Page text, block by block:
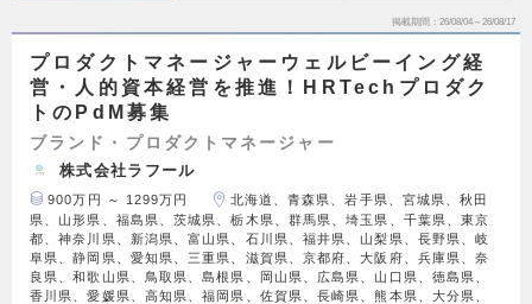
掲載期間 26/08/04～26/08/17
プロダクトマネージャーウェルビーイング経
営・人的資本経営を推進！HRTechプロダク
トのPdM募集
ブランド・プロダクトマネージャー
株式会社ラフール
900万円 ～ 1299万円
北海道、青森県、岩手県、宮城県、秋田
県、山形県、福島県、茨城県、栃木県、群馬県、埼玉県、千葉県、東京
都、神奈川県、新潟県、富山県、石川県、福井県、山梨県、長野県、岐
阜県、静岡県、愛知県、三重県、滋賀県、京都府、大阪府、兵庫県、奈
良県、和歌山県、鳥取県、島根県、岡山県、広島県、山口県、徳島県、
香川県、愛媛県、高知県、福岡県、佐賀県、長崎県、熊本県、大分県、